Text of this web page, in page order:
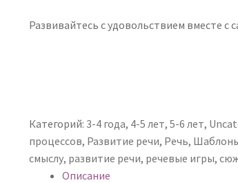
Развивайтесь с удовольствием вместе с
Категорий: 3-4 года, 4-5 лет, 5-6 лет,
процессов, Развитие речи, Речь,
смыслу, развитие речи, речевые игры,
Описание